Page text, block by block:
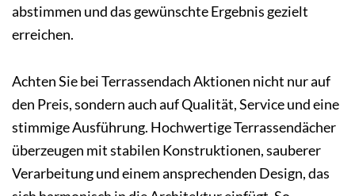
abstimmen und das gewünschte Ergebnis gezielt
erreichen.
Achten Sie bei Terrassendach Aktionen nicht nur auf
den Preis, sondern auch auf Qualität, Service und eine
stimmige Ausführung. Hochwertige Terrassendächer
überzeugen mit stabilen Konstruktionen, sauberer
Verarbeitung und einem ansprechenden Design, das